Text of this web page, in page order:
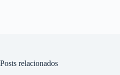
Posts relacionados